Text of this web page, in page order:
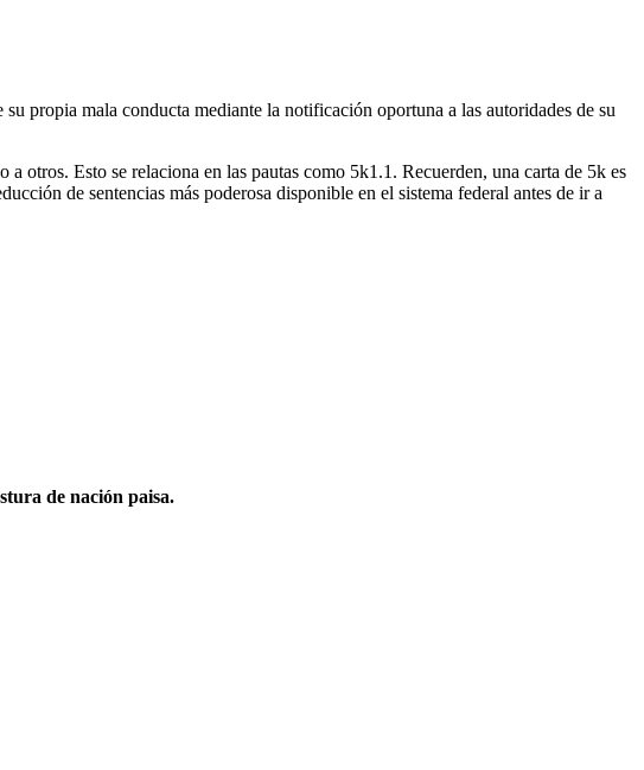
propia mala conducta mediante la notificación oportuna a las autoridades de su
otros. Esto se relaciona en las pautas como 5k1.1. Recuerden, una carta de 5k es
de sentencias más poderosa disponible en el sistema federal antes de ir a
de nación paisa.